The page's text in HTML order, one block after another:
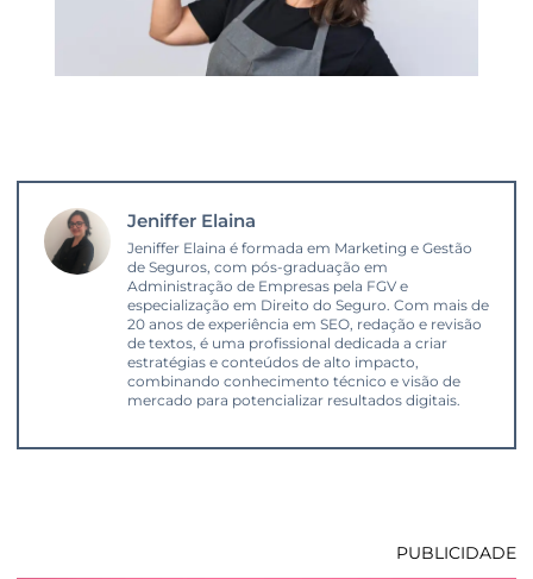
Jeniffer Elaina
Jeniffer Elaina é formada em Marketing e Gestão
de Seguros, com pós-graduação em
Administração de Empresas pela FGV e
especialização em Direito do Seguro. Com mais de
20 anos de experiência em SEO, redação e revisão
de textos, é uma profissional dedicada a criar
estratégias e conteúdos de alto impacto,
combinando conhecimento técnico e visão de
mercado para potencializar resultados digitais.
PUBLICIDADE